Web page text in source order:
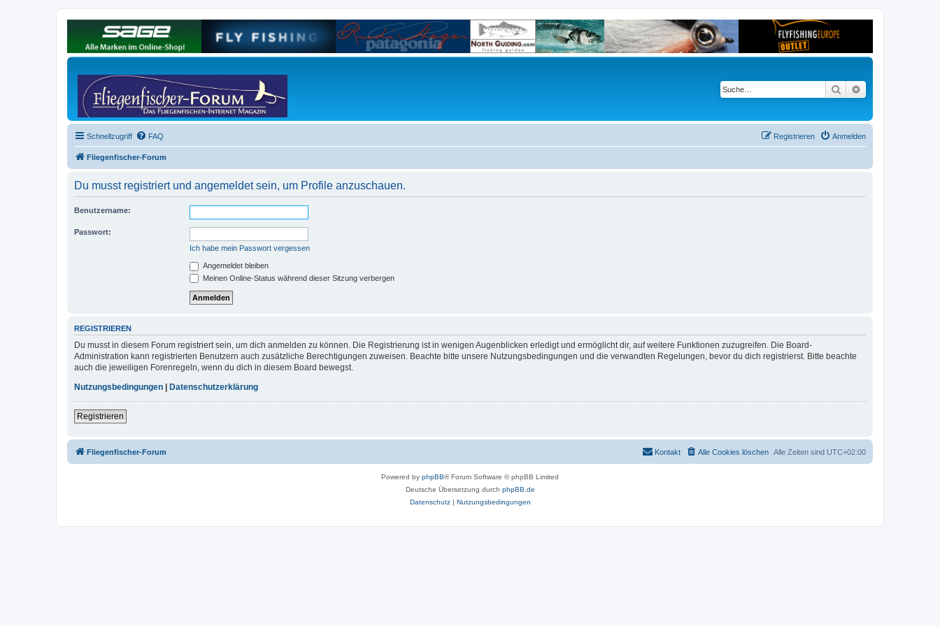
Suche
Schnellzugriff FAQ Anmelden
Registrieren
Fliegenfischer-Forum
Du musst registriert und angemeldet sein, um Profile anzuschauen.
Benutzername:
Passwort:
Ich habe mein Passwort vergessen
Angemeldet bleiben
Meinen Online-Status während dieser Sitzung verbergen
REGISTRIEREN
Du musst in diesem Forum registriert sein, um dich anmelden zu können. Die Registrierung ist in wenigen Augenblicken erledigt und ermöglicht dir, auf weitere Funktionen zuzugreifen. Die Board-
Administration kann registrierten Benutzern auch zusätzliche Berechtigungen zuweisen. Beachte bitte unsere Nutzungsbedingungen und die verwandten Regelungen, bevor du dich registrierst. Bitte beachte
auch die jeweiligen Forenregeln, wenn du dich in diesem Board bewegst.
Nutzungsbedingungen | Datenschutzerklärung
Registrieren
Fliegenfischer-Forum Alle Zeiten sind UTC+02:00
Alle Cookies löschen
Kontakt
Powered by phpBB® Forum Software © phpBB Limited
Deutsche Übersetzung durch phpBB.de
Datenschutz| Nutzungsbedingungen